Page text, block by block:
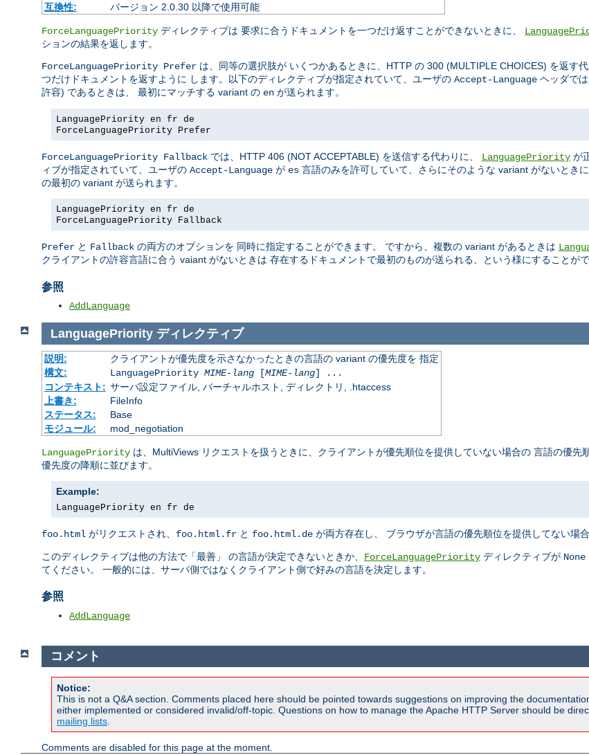
互換性:
バージョン 2.0.30 以降で使用可能
ForceLanguagePriority ディレクティブは 要求に合うドキュメントを一つだけ返すことができないときに、
ションの結果を返します。
ForceLanguagePriority Prefer は、同等の選択肢が いくつかあるときに、HTTP の 300 (MULTIPLE CHOICES) を返す代
つだけドキュメントを返すように します。以下のディレクティブが指定されていて、ユーザの Accept-Language ヘッダでは
許容) であるときは、 最初にマッチする variant の en が送られます。
LanguagePriority en fr de
ForceLanguagePriority Prefer
ForceLanguagePriority Fallback では、HTTP 406 (NOT ACCEPTABLE) を送信する代わりに、 LanguagePriority が
ィブが指定されていて、ユーザの Accept-Language が es 言語のみを許可していて、さらにそのような variant がないとき
の最初の variant が送られます。
LanguagePriority en fr de
ForceLanguagePriority Fallback
Prefer と Fallback の両方のオプションを 同時に指定することができます。 ですから、複数の variant があるときは
クライアントの許容言語に合う vaiant がないときは 存在するドキュメントで最初のものが送られる、という様にすることがで
参照
AddLanguage
LanguagePriority ディレクティブ
説明:
クライアントが優先度を示さなかったときの言語の variant の優先度を 指定
構文:
LanguagePriority MIME-lang[MIME-lang] ...
コンテキスト: サーバ設定ファイル, バーチャルホスト, ディレクトリ, .htaccess
上書き:
FileInfo
ステータス:
Base
モジュール:
mod_negotiation
LanguagePriority は、MultiViews リクエストを扱うときに、クライアントが優先順位を提供していない場合の 言語の優先
優先度の降順に並びます。
Example:
LanguagePriority en fr de
foo.html がリクエストされ、 foo.html.fr と foo.html.de が両方存在し、 ブラウザが言語の優先順位を提供してない場
このディレクティブは他の方法で「最善」 の言語が決定できないときか、 ForceLanguagePriority ディレクティブが None
てください。 一般的には、サーバ側ではなくクライアント側で好みの言語を決定します。
参照
AddLanguage
コメント
Notice:
This is not a Q&A section. Comments placed here should be pointed towards suggestions on improving the
either implemented or considered invalid/off-topic. Questions on how to manage the Apache HTTP Server should be
mailing lists
Comments are disabled for this page at the moment.